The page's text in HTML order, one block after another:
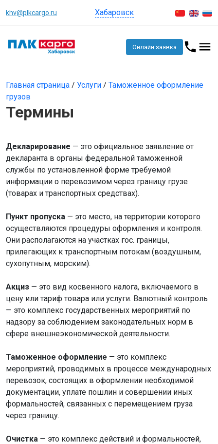
khv@plkcargo.ru Хабаровск
Онлайн заявка
Главная страница / Услуги / Таможенное оформление
грузов
Термины
Декларирование — это официальное заявление от
декларанта в органы федеральной таможенной
службы по установленной форме требуемой
информации о перевозимом через границу грузе
(товарах и транспортных средствах).
Пункт пропуска — это место, на территории которого
осуществляются процедуры оформления и контроля.
Они располагаются на участках гос. границы,
прилегающих к транспортным потокам (воздушным,
сухопутным, морским).
Акциз — это вид косвенного налога, включаемого в
цену или тариф товара или услуги. Валютный контроль
— это комплекс государственных мероприятий по
надзору за соблюдением законодательных норм в
сфере внешнеэкономической деятельности.
Таможенное оформление — это комплекс
мероприятий, проводимых в процессе международных
перевозок, состоящих в оформлении необходимой
документации, уплате пошлин и совершении иных
формальностей, связанных с перемещением груза
через границу.
Очистка — это комплекс действий и формальностей,